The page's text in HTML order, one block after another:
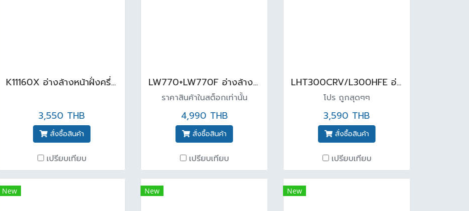
K11160X อ่างล้างหน้าฝั่งครึ่งเคาน์เตอร์ สีขาว
3,550 THB
สั่งซื้อสินค้า
เปรียบเทียบ
LW770+LW770F อ่างล้างหน้า พร้อมขาตั้ง สีขาว
ราคาสินค้าในสต็อกเท่านั้น
4,990 THB
สั่งซื้อสินค้า
เปรียบเทียบ
LHT300CRV/L300HFE อ่างล้างหน้าพร้อมขาตั้งลอย สีขาว
โปร ถูกสุดๆๆ
3,590 THB
สั่งซื้อสินค้า
เปรียบเทียบ
New New New